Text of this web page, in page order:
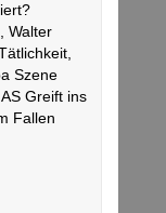
Walter
Szene
Greift ins
Fallen